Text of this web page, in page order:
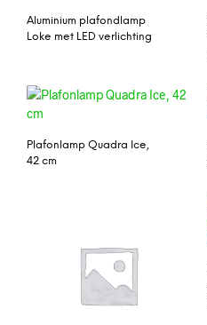
Aluminium plafondlamp
Loke met LED verlichting
Plafonlamp Quadra Ice,
42 cm